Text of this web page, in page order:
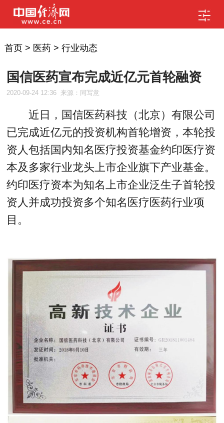
首页> 医药> 行业动态
国信医药宣布完成近亿元首轮融资
2020-09-24 12:36 来源：同写意
近日，国信医药科技（北京）有限公司
已完成近亿元的投资机构首轮增资，本轮投
资人包括国内知名医疗投资基金约印医疗资
本及多家行业龙头上市企业旗下产业基金。
约印医疗资本为知名上市企业泛生子首轮投
资人并成功投资多个知名医疗医药行业项
目。